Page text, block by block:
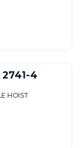
4
HOIST